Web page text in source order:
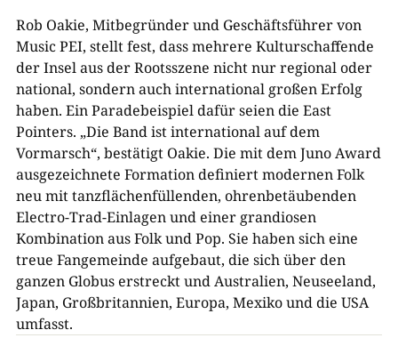
Rob Oakie, Mitbegründer und Geschäftsführer von
Music PEI, stellt fest, dass mehrere Kulturschaffende
der Insel aus der Rootsszene nicht nur regional oder
national, sondern auch international großen Erfolg
haben. Ein Paradebeispiel dafür seien die East
Pointers. „Die Band ist international auf dem
Vormarsch“, bestätigt Oakie. Die mit dem Juno Award
ausgezeichnete Formation definiert modernen Folk
neu mit tanzflächenfüllenden, ohrenbetäubenden
Electro-Trad-Einlagen und einer grandiosen
Kombination aus Folk und Pop. Sie haben sich eine
treue Fangemeinde aufgebaut, die sich über den
ganzen Globus erstreckt und Australien, Neuseeland,
Japan, Großbritannien, Europa, Mexiko und die USA
umfasst.